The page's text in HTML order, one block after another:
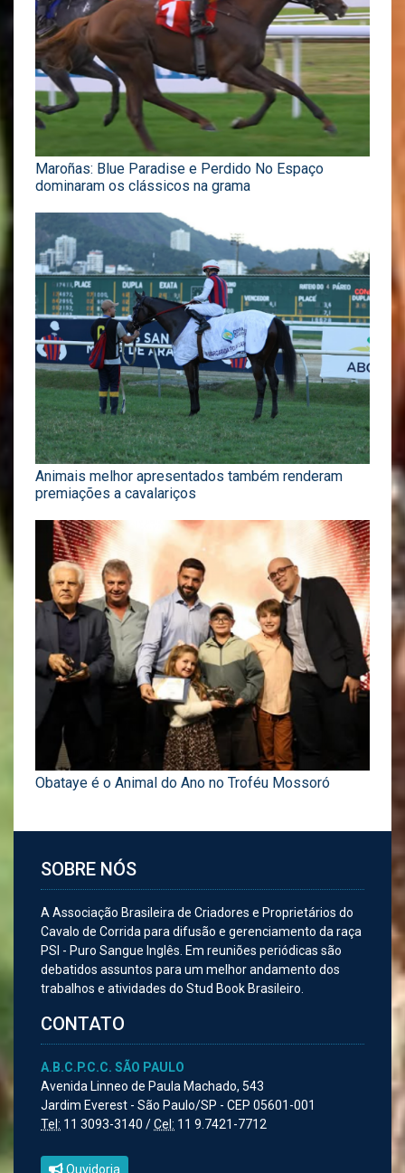
Maroñas: Blue Paradise e Perdido No Espaço
dominaram os clássicos na grama
Animais melhor apresentados também renderam
premiações a cavalariços
Obataye é o Animal do Ano no Troféu Mossoró
SOBRE NÓS
A Associação Brasileira de Criadores e Proprietários do
Cavalo de Corrida para difusão e gerenciamento da raça
PSI - Puro Sangue Inglês. Em reuniões periódicas são
debatidos assuntos para um melhor andamento dos
trabalhos e atividades do Stud Book Brasileiro.
CONTATO
A.B.C.P.C.C. SÃO PAULO
Avenida Linneo de Paula Machado, 543
Jardim Everest - São Paulo/SP - CEP 05601-001
Tel: 11 3093-3140 /Cel: 11 9.7421-7712
Ouvidoria